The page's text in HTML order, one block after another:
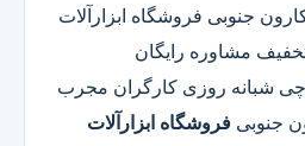
جنوبی فروشگاه ابزارآلات
مشاوره رایگان
شبانه روزی کارگران مجرب
جنوبی فروشگاه ابزارآلات